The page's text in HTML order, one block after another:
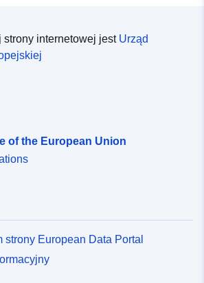
strony internetowej jest Urząd
of the European Union
strony European Data Portal